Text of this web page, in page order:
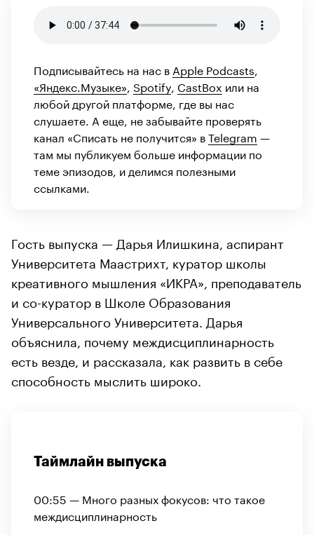
Подписывайтесь на нас в Apple Podcasts
«Яндекс.Музыке» Spotify CastBox или на
любой другой платформе, где вы нас
слушаете. А еще, не забывайте проверять
канал «Списать не получится» вTelegram —
там мы публикуем больше информации по
теме эпизодов, и делимся полезными
ссылками.
Гость выпуска — Дарья Илишкина, аспирант
Университета Маастрихт, куратор школы
креативного мышления «ИКРА», преподаватель
и со-куратор в Школе Образования
Универсального Университета. Дарья
объяснила, почему междисциплинарность
есть везде, и рассказала, как развить в себе
способность мыслить широко.
Таймлайн выпуска
00:55 — Много разных фокусов: что такое
междисциплинарность